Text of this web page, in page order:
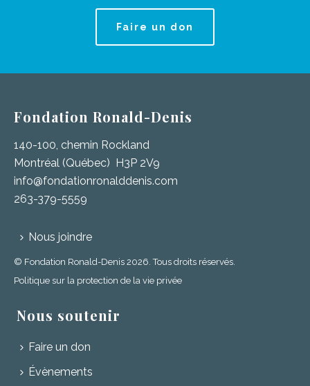
Faire un don
Fondation Ronald-Denis
140-100, chemin Rockland
Montréal (Québec) H3P 2V9
info@fondationronalddenis.com
263-379-5559
Nous joindre
© Fondation Ronald-Denis 2026. Tous droits réservés.
Politique sur la protection de la vie privée
Nous soutenir
Faire un don
Évènements